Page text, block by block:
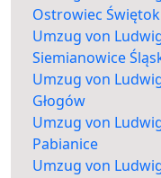
Ostrowiec
Umzug von
Siemianowice
Umzug von
Głogów
Umzug von
Pabianice
Umzug von